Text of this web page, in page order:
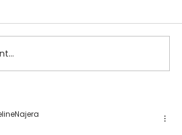
si stabilizarea